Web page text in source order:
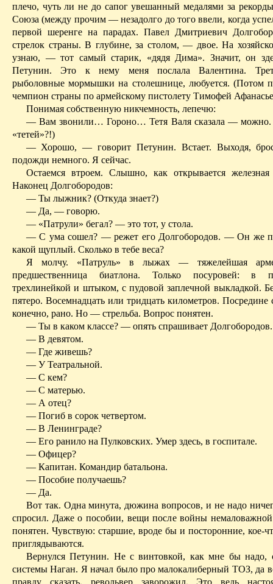
плечо, чуть ли не до сапогувешанный медалями за
Союза (между прочим — незадолго до того ввели, когда
первой шеренге на парадах. Павел Дмитриевич
стрелок страны. В глубине, за столом, — двое. На
узнаю, — тот самый старик, «дядя Дима». Значит, он
Петунин. Это к нему меня послала Валентина.
рыболовные мормышки на столешнице, любуется. (Потом
чемпион страны по армейскому пистолету Тимофей
Понимая собственную никчемность, лепечю:
— Вамзвонили… Гороно… Тетя Валя сказала— можно.
«тетей»?!)
— Хорошо, — говорит Петунин. Встает. Выходя,
подожди немного. Я сейчас.
Остаемся втроем. Слышно, как открывается железная
Наконец Долгобородов:
— Ты лыжник? (Откуда знает?)
— Да, — говорю.
— «Патрули» бегал? — это тот, у стола.
— С ума сошел? — режет его Долгобородов. — Он же
какой щуплый. Сколько в тебе веса?
Я молчу. «Патруль» в лыжах — тяжелейшая
предшественница биатлона. Только посуровей: в
трехлинейкой и штыком, с пудовой заплечной выкладкой.
пятеро. Восемнадцать или тридцать километров. Посредине
конечно, рано. Но — стрельба. Вопрос понятен.
— Тыв каком классе? — опять спрашивает Долгобородов.
— В девятом.
— Где живешь?
— У Театральной.
— С кем?
— С матерью.
— А отец?
— Погиб в сорок четвертом.
— В Ленинграде?
— Его ранило на Пулковских. Умер здесь, в госпитале.
— Офицер?
— Капитан. Командир батальона.
— Пособие получаешь?
— Да.
Вот так. Одна минута, дюжина вопросов, и не надо
спросил. Даже о пособии, вещи после войны
понятен. Чувствую: старшие, вроде бы и посторонние, кое-
приглядываются.
Вернулся Петунин. Не с винтовкой, как мне бы надо,
системы Наган. Я начал было про малокалиберный ТОЗ, да